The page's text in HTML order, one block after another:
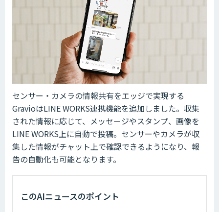
センサー・カメラの情報共有をエッジで実現する
GravioはLINE WORKS連携機能を追加しました。収集
された情報に応じて、メッセージやスタンプ、画像を
LINE WORKS上に自動で投稿。センサーやカメラが収
集した情報がチャット上で確認できるようになり、報
告の自動化も可能となります。
このAIニュースのポイント